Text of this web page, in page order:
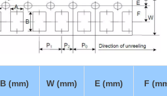
B (mm) W (mm) E (mm) F